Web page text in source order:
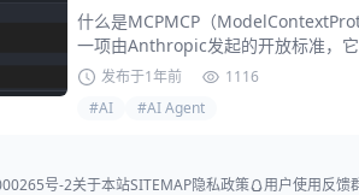
什么是MCPMCP（
一项由Anthropic发起的开放标准，
能力协商机制，使大型语言模型（
外部数据源、工具和服务，从而突破
AI应用的...
发布于1年前
1116
#AI #AI Agent
号-2关于本站SITEMAP隐私政策 用户使用反馈